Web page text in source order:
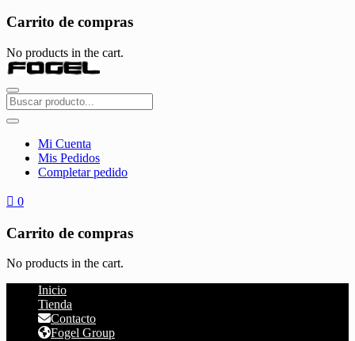
Carrito de compras
No products in the cart.
Mi Cuenta
Mis Pedidos
Completar pedido
0
Carrito de compras
No products in the cart.
Inicio
Tienda
Contacto
Fogel Group